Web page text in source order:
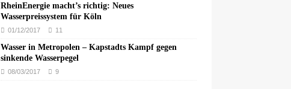
RheinEnergie macht’s richtig: Neues
Wasserpreissystem für Köln
01/12/2017 11
Wasser in Metropolen – Kapstadts Kampf gegen
sinkende Wasserpegel
08/03/2017 9